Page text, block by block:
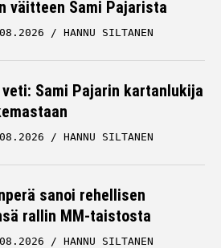
väitteen Sami Pajarista
HANNU SILTANEN
Sami Pajarin kartanlukija
HANNU SILTANEN
sanoi rehellisen
rallin MM-taistosta
HANNU SILTANEN